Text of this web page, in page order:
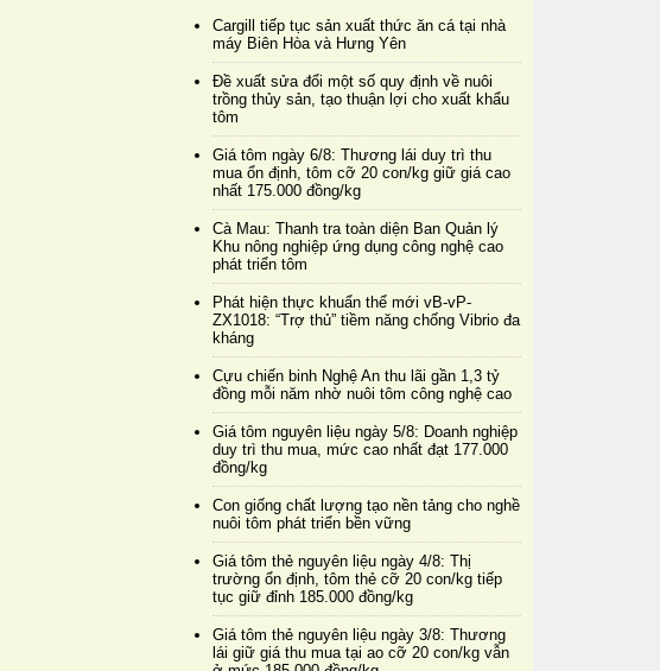
Cargill tiếp tục sản xuất thức ăn cá tại nhà
máy Biên Hòa và Hưng Yên
Đề xuất sửa đổi một số quy định về nuôi
trồng thủy sản, tạo thuận lợi cho xuất khẩu
tôm
Giá tôm ngày 6/8: Thương lái duy trì thu
mua ổn định, tôm cỡ 20 con/kg giữ giá cao
nhất 175.000 đồng/kg
Cà Mau: Thanh tra toàn diện Ban Quản lý
Khu nông nghiệp ứng dụng công nghệ cao
phát triển tôm
Phát hiện thực khuẩn thể mới vB-vP-
ZX1018: “Trợ thủ” tiềm năng chống Vibrio đa
kháng
Cựu chiến binh Nghệ An thu lãi gần 1,3 tỷ
đồng mỗi năm nhờ nuôi tôm công nghệ cao
Giá tôm nguyên liệu ngày 5/8: Doanh nghiệp
duy trì thu mua, mức cao nhất đạt 177.000
đồng/kg
Con giống chất lượng tạo nền tảng cho nghề
nuôi tôm phát triển bền vững
Giá tôm thẻ nguyên liệu ngày 4/8: Thị
trường ổn định, tôm thẻ cỡ 20 con/kg tiếp
tục giữ đỉnh 185.000 đồng/kg
Giá tôm thẻ nguyên liệu ngày 3/8: Thương
lái giữ giá thu mua tại ao cỡ 20 con/kg vẫn